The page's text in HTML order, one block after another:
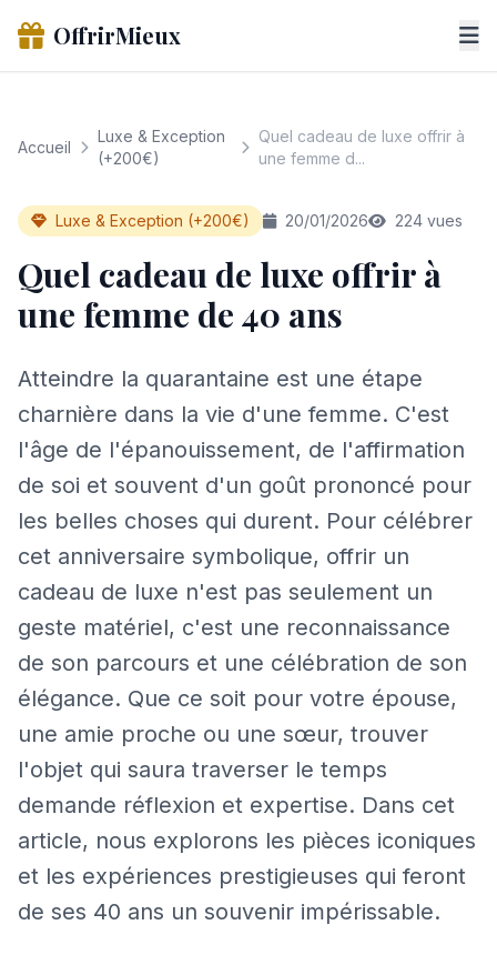
OffrirMieux
Accueil
Luxe & Exception
(+200€)
Quel cadeau de luxe offrir à
une femme d...
Luxe & Exception (+200€) 20/01/2026 224 vues
Quel cadeau de luxe offrir à
une femme de 40 ans
Atteindre la quarantaine est une étape
charnière dans la vie d'une femme. C'est
l'âge de l'épanouissement, de l'affirmation
de soi et souvent d'un goût prononcé pour
les belles choses qui durent. Pour célébrer
cet anniversaire symbolique, offrir un
cadeau de luxe n'est pas seulement un
geste matériel, c'est une reconnaissance
de son parcours et une célébration de son
élégance. Que ce soit pour votre épouse,
une amie proche ou une sœur, trouver
l'objet qui saura traverser le temps
demande réflexion et expertise. Dans cet
article, nous explorons les pièces iconiques
et les expériences prestigieuses qui feront
de ses 40 ans un souvenir impérissable.